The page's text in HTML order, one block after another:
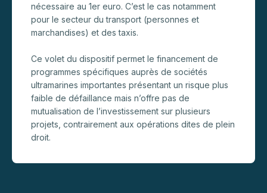
nécessaire au 1er euro. C’est le cas notamment
pour le secteur du transport (personnes et
marchandises) et des taxis.
Ce volet du dispositif permet le financement de
programmes spécifiques auprès de sociétés
ultramarines importantes présentant un risque plus
faible de défaillance mais n’offre pas de
mutualisation de l’investissement sur plusieurs
projets, contrairement aux opérations dites de plein
droit.